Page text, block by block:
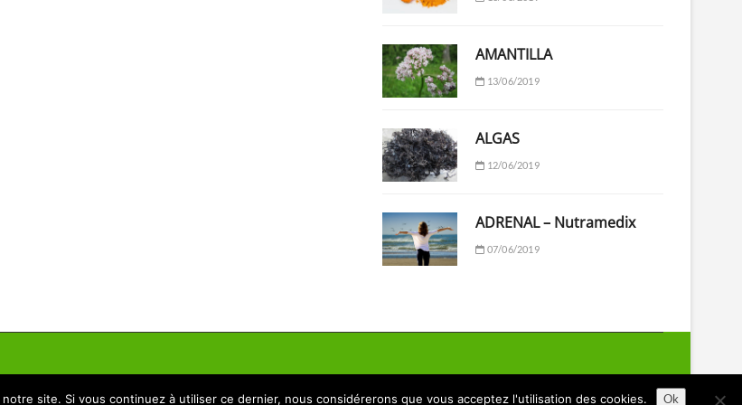
AMANTILLA
13/06/2019
ALGAS
12/06/2019
ADRENAL – Nutramedix
07/06/2019
site. Si vous continuez à utiliser ce dernier, nous considérerons que vous acceptez l'utilisation des cookies. Ok